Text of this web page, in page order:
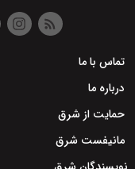
تماس با ما
درباره ما
حمایت از شرق
مانیفست شرق